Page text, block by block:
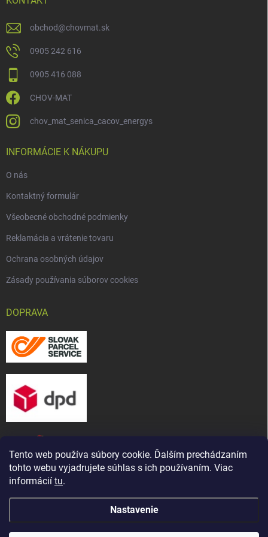
Tento web používa súbory cookie. Ďalším prechádzaním
tohto webu vyjadrujete súhlas s ich používaním. Viac
informácií tu.
Nastavenie
Naša predajňa bola presťahovaná ! Nájdete nás na novej
obchod@chovmat.sk
0905 242 616
0905 416 088
CHOV-MAT
chov_mat_senica_cacov_energys
INFORMÁCIE K NÁKUPU
O nás
Kontaktný formulár
Všeobecné obchodné podmienky
Reklamácia a vrátenie tovaru
Ochrana osobných údajov
Zásady používania súborov cookies
DOPRAVA
Copyright 2026CHOV-MAT, s. r. o.. Všetky práva vyhradené.Upraviť